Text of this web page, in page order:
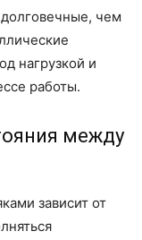
чем
нагрузкой и
работы.
между
зависит от